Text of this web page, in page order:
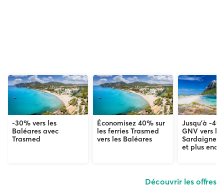
-30% vers les
Baléares avec
Trasmed
Économisez 40% sur
les ferries Trasmed
vers les Baléares
Jusqu'à -40
GNV vers la
Sardaigne,
et plus
Découvrir les offres